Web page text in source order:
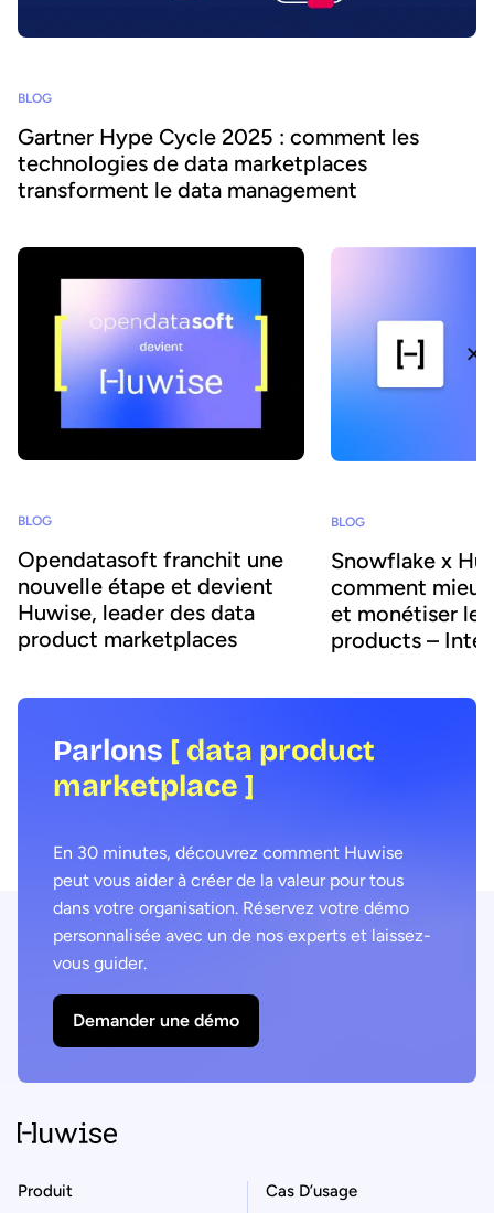
BLOG
Gartner Hype Cycle 2025 : comment les
technologies de data marketplaces
transforment le data management
BLOG
Opendatasoft franchit une
nouvelle étape et devient
Huwise, leader des data
product marketplaces
BLOG
Snowflake x
comment
et monétiser
products –
Parlons [ data product
marketplace ]
En 30 minutes, découvrez comment Huwise
peut vous aider à créer de la valeur pour tous
dans votre organisation. Réservez votre démo
personnalisée avec un de nos experts et laissez-
vous guider.
Demander une démo
Produit Cas D’usage